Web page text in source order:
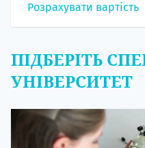
Розрахувати вартість
ПІДБЕРІТЬ
УНІВЕРСИТЕТ